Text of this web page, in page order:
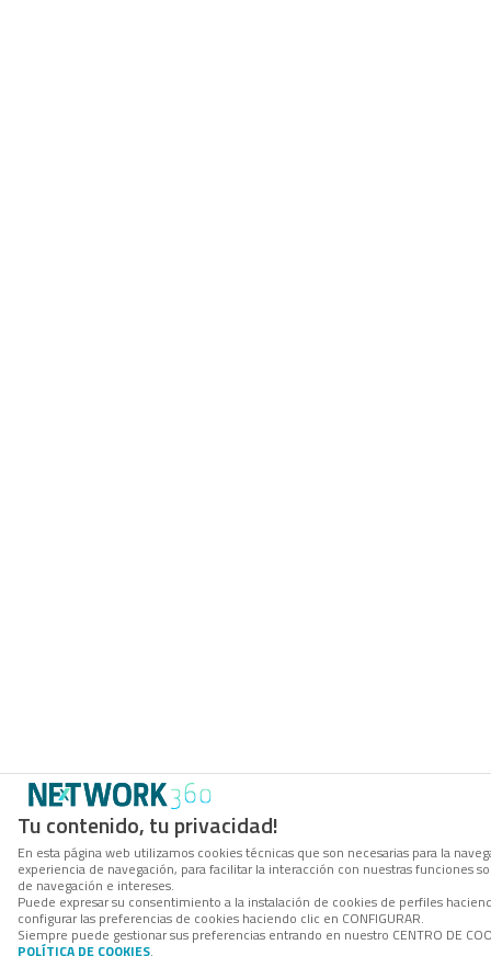
Tu contenido, tu privacidad!
En esta página web utilizamos cookies técnicas que son necesarias para la
experiencia de navegación, para facilitar la interacción con nuestras funciones
de navegación e intereses.
Puede expresar su consentimiento a la instalación de cookies de perfiles
configurar las preferencias de cookies haciendo clic en CONFIGURAR.
Siempre puede gestionar sus preferencias entrando en nuestro CENTRO DE
POLÍTICA DE COOKIES.